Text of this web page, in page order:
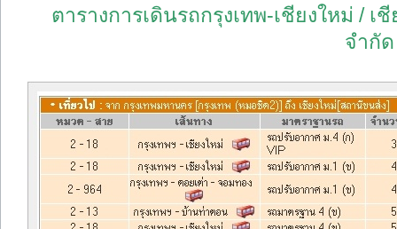
ตารางการเดินรถกรุงเทพ-เชียงใหม่ /
จำกัด